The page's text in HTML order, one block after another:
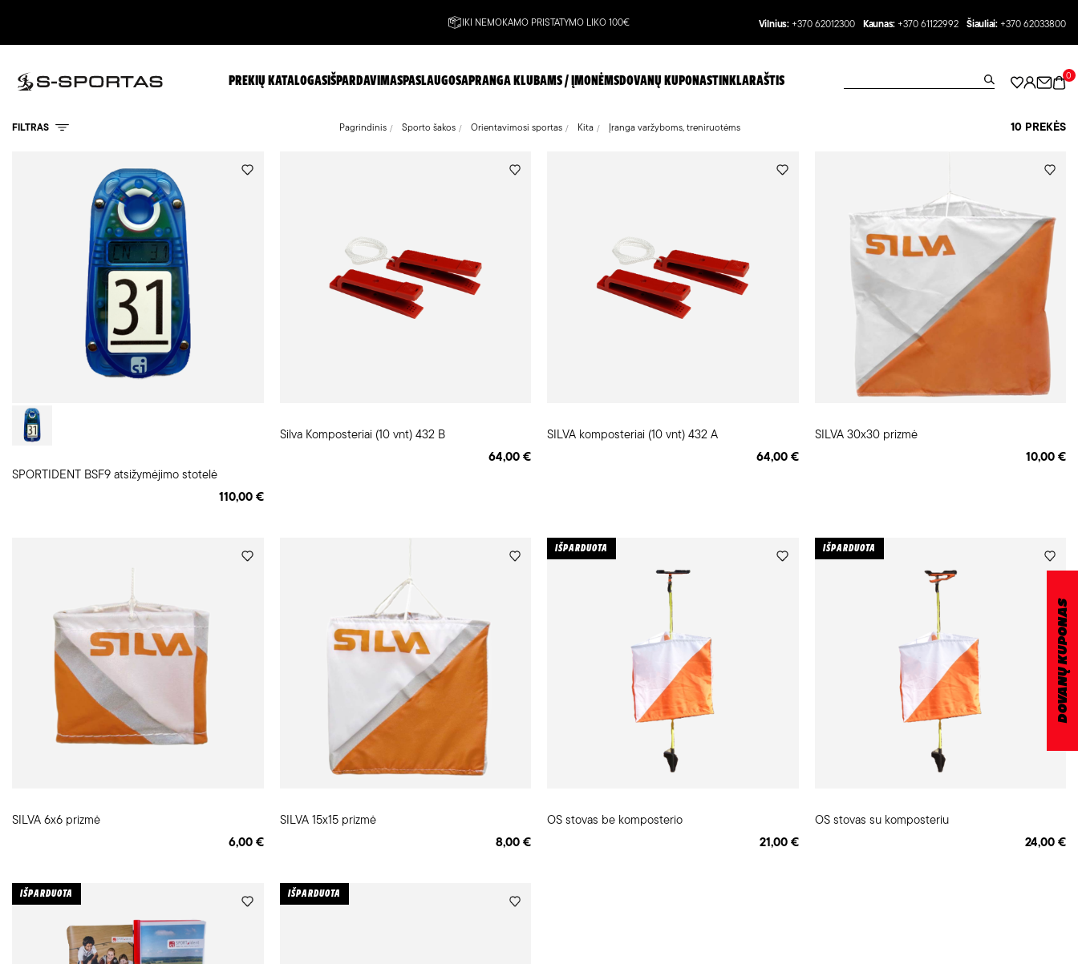
IKI NEMOKAMO PRISTATYMO LIKO 100€ Vilnius: +370 62012300 Kaunas: +370 61122992 Šiauliai: +370 62033800
PREKIŲ KATALOGASIŠPARDAVIMASPASLAUGOSAPRANGA KLUBAMS / ĮMONĖMSDOVANŲ KUPONASTINKLARAŠTIS 0
FILTRAS Pagrindinis Sporto šakos Orientavimosi sportas Kita Įranga varžyboms, treniruotėms 10 PREKĖS
SPORTIDENT BSF9 atsižymėjimo stotelė
110,00 €
Silva Komposteriai (10 vnt) 432 B
64,00 €
SILVA komposteriai (10 vnt) 432 A
64,00 €
SILVA 30x30 prizmė
10,00 €
SILVA 6x6 prizmė
6,00 €
SILVA 15x15 prizmė
8,00 €
OS stovas be komposterio
21,00 €
IŠPARDUOTA
OS stovas su komposteriu
24,00 €
IŠPARDUOTA
IŠPARDUOTA IŠPARDUOTA
DOVANŲ KUPONAS